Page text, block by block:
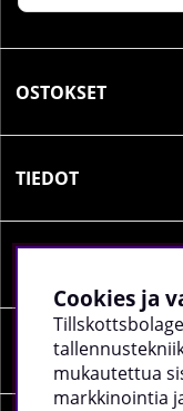
OSTOKSET
TIEDOT
YRITYKSEN TIEDOT
Cookies ja
mukautettua
markkinointia